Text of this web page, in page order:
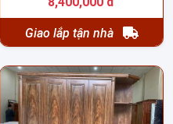
Giao lắp tận nhà